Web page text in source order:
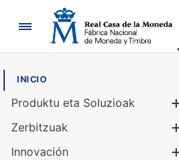
Nabigazioa
INICIO
Produktu eta Soluzioak
Zerbitzuak
Innovación